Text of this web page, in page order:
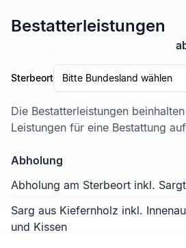
Bestatterleistungen
Sterbeort Bitte Bundesland wählen
Die Bestatterleistungen
Leistungen für eine Bestattung
Abholung
Abholung am Sterbeort inkl.
Sarg aus Kiefernholz inkl.
und Kissen